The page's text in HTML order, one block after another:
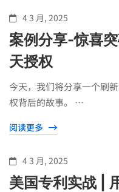
4 3 月, 2025
案例分享-惊喜
天授权
今天，我们将分享一个刷
权背后的故事。 …
阅读更多
4 3 月, 2025
美国专利实战 |